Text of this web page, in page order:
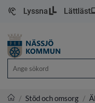
Lyssna Lättläst
/ Stöd och omsorg /